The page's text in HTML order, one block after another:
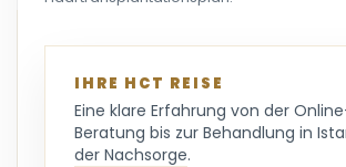
IHRE HCT REISE
Eine klare Erfahrung von der
Beratung bis zur Behandlung in
der Nachsorge.